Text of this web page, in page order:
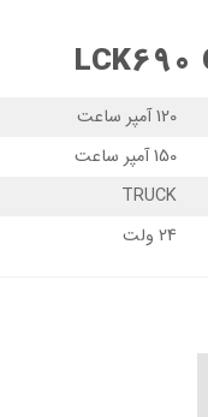
120 آمپر ساعت
150 آمپر ساعت
TRUCK
24 ولت